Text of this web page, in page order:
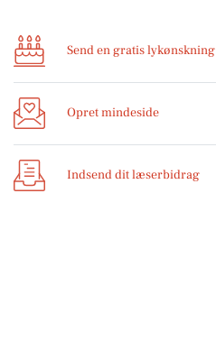
Send en gratis lykønskning
Opret mindeside
Indsend dit læserbidrag